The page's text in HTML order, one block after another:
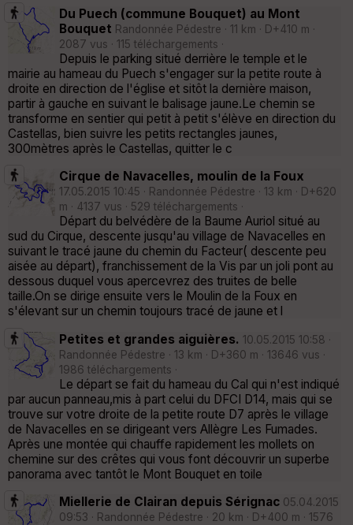
Du Puech (commune Bouquet) au Mont
Bouquet Randonnée Pédestre · 11 km · D+410 m ·
2087 vus · 115 téléchargements ·
Depuis le parking situé derrière le temple et le
mairie au hameau du Puech s'engager sur la petite route à
droite en direction de l'église et sitôt la dernière maison,
partir à gauche en suivant le balisage jaune.Le chemin se
transforme en sentier qui petit à petit s'élève en direction du
Castellas, bien suivre les petits rectangles jaunes,
300mètres après le Castellas, quitter le c
Cirque de Navacelles, moulin de la Foux
17.05.2015 10:45 · Randonnée Pédestre · 13 km · D+620
m · 4137 vus · 529 téléchargements ·
Départ du belvédère de la Baume Auriol situé au
sud du Cirque, descente jusqu'au village de Navacelles en
suivant le tracé jaune du chemin du Facteur( descente peu
aisée au départ), franchissement de la Vis par un joli pont au
dessous duquel vous apercevrez des truites de belle
taille.On se dirige ensuite vers le Moulin de la Foux en
s'élevant sur un chemin toujours tracé de jaune et l
Petites et grandes aiguières. 10.05.2015 10:58 ·
Randonnée Pédestre · 13 km · D+360 m · 13646 vus ·
1986 téléchargements ·
Le départ se fait du hameau du Cal qui n'est indiqué
par aucun panneau,mis à part celui du DFCI D14, mais qui se
trouve sur votre droite de la petite route D7 après le village
de Navacelles en se dirigeant vers Allègre Les Fumades.
Après une montée qui chauffe rapidement les mollets on
chemine sur des crêtes qui vous font découvrir un superbe
panorama avec tantôt le Mont Bouquet en toile
Miellerie de Clairan depuis Sérignac 05.04.2015
09:53 · Randonnée Pédestre · 20 km · D+400 m · 1576